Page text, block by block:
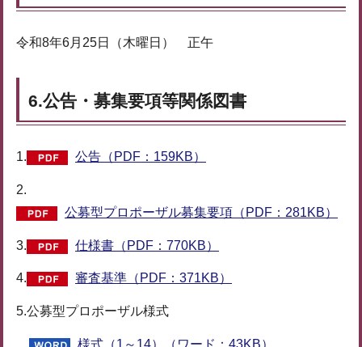
令和8年6月25日（木曜日） 正午
6.公告・募集要項等関係図書
1. 公告（PDF：159KB）
2.
公募型プロポーザル募集要項（PDF：281KB）
3. 仕様書（PDF：770KB）
4. 審査基準（PDF：371KB）
5.公募型プロポーザル様式
様式（1～14）（ワード：43KB）